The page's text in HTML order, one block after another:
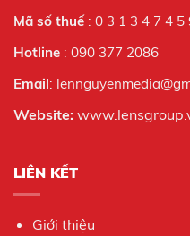
Mã số thuế : 0 3 1 3 4 7 4 5
Hotline : 090 377 2086
Email:
Website:
LIÊN KẾT
Giới thiệu